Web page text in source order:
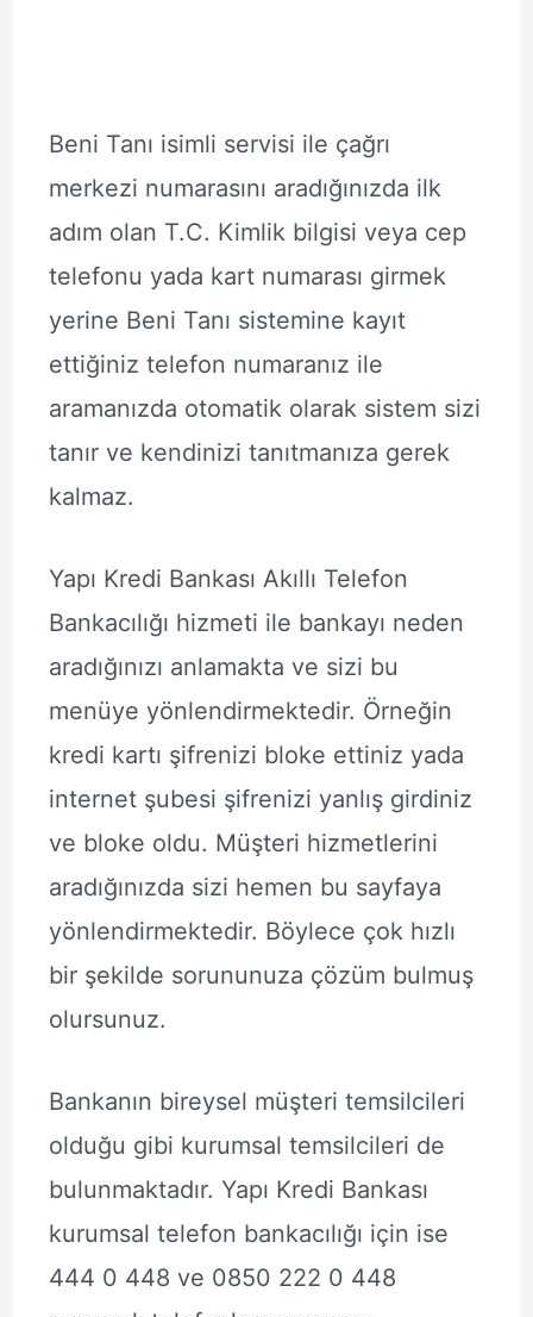
Beni Tanı isimli servisi ile çağrı
merkezi numarasını aradığınızda ilk
adım olan T.C. Kimlik bilgisi veya cep
telefonu yada kart numarası girmek
yerine Beni Tanı sistemine kayıt
ettiğiniz telefon numaranız ile
aramanızda otomatik olarak sistem sizi
tanır ve kendinizi tanıtmanıza gerek
kalmaz.
Yapı Kredi Bankası Akıllı Telefon
Bankacılığı hizmeti ile bankayı neden
aradığınızı anlamakta ve sizi bu
menüye yönlendirmektedir. Örneğin
kredi kartı şifrenizi bloke ettiniz yada
internet şubesi şifrenizi yanlış girdiniz
ve bloke oldu. Müşteri hizmetlerini
aradığınızda sizi hemen bu sayfaya
yönlendirmektedir. Böylece çok hızlı
bir şekilde sorununuza çözüm bulmuş
olursunuz.
Bankanın bireysel müşteri temsilcileri
olduğu gibi kurumsal temsilcileri de
bulunmaktadır. Yapı Kredi Bankası
kurumsal telefon bankacılığı için ise
444 0 448 ve 0850 222 0 448